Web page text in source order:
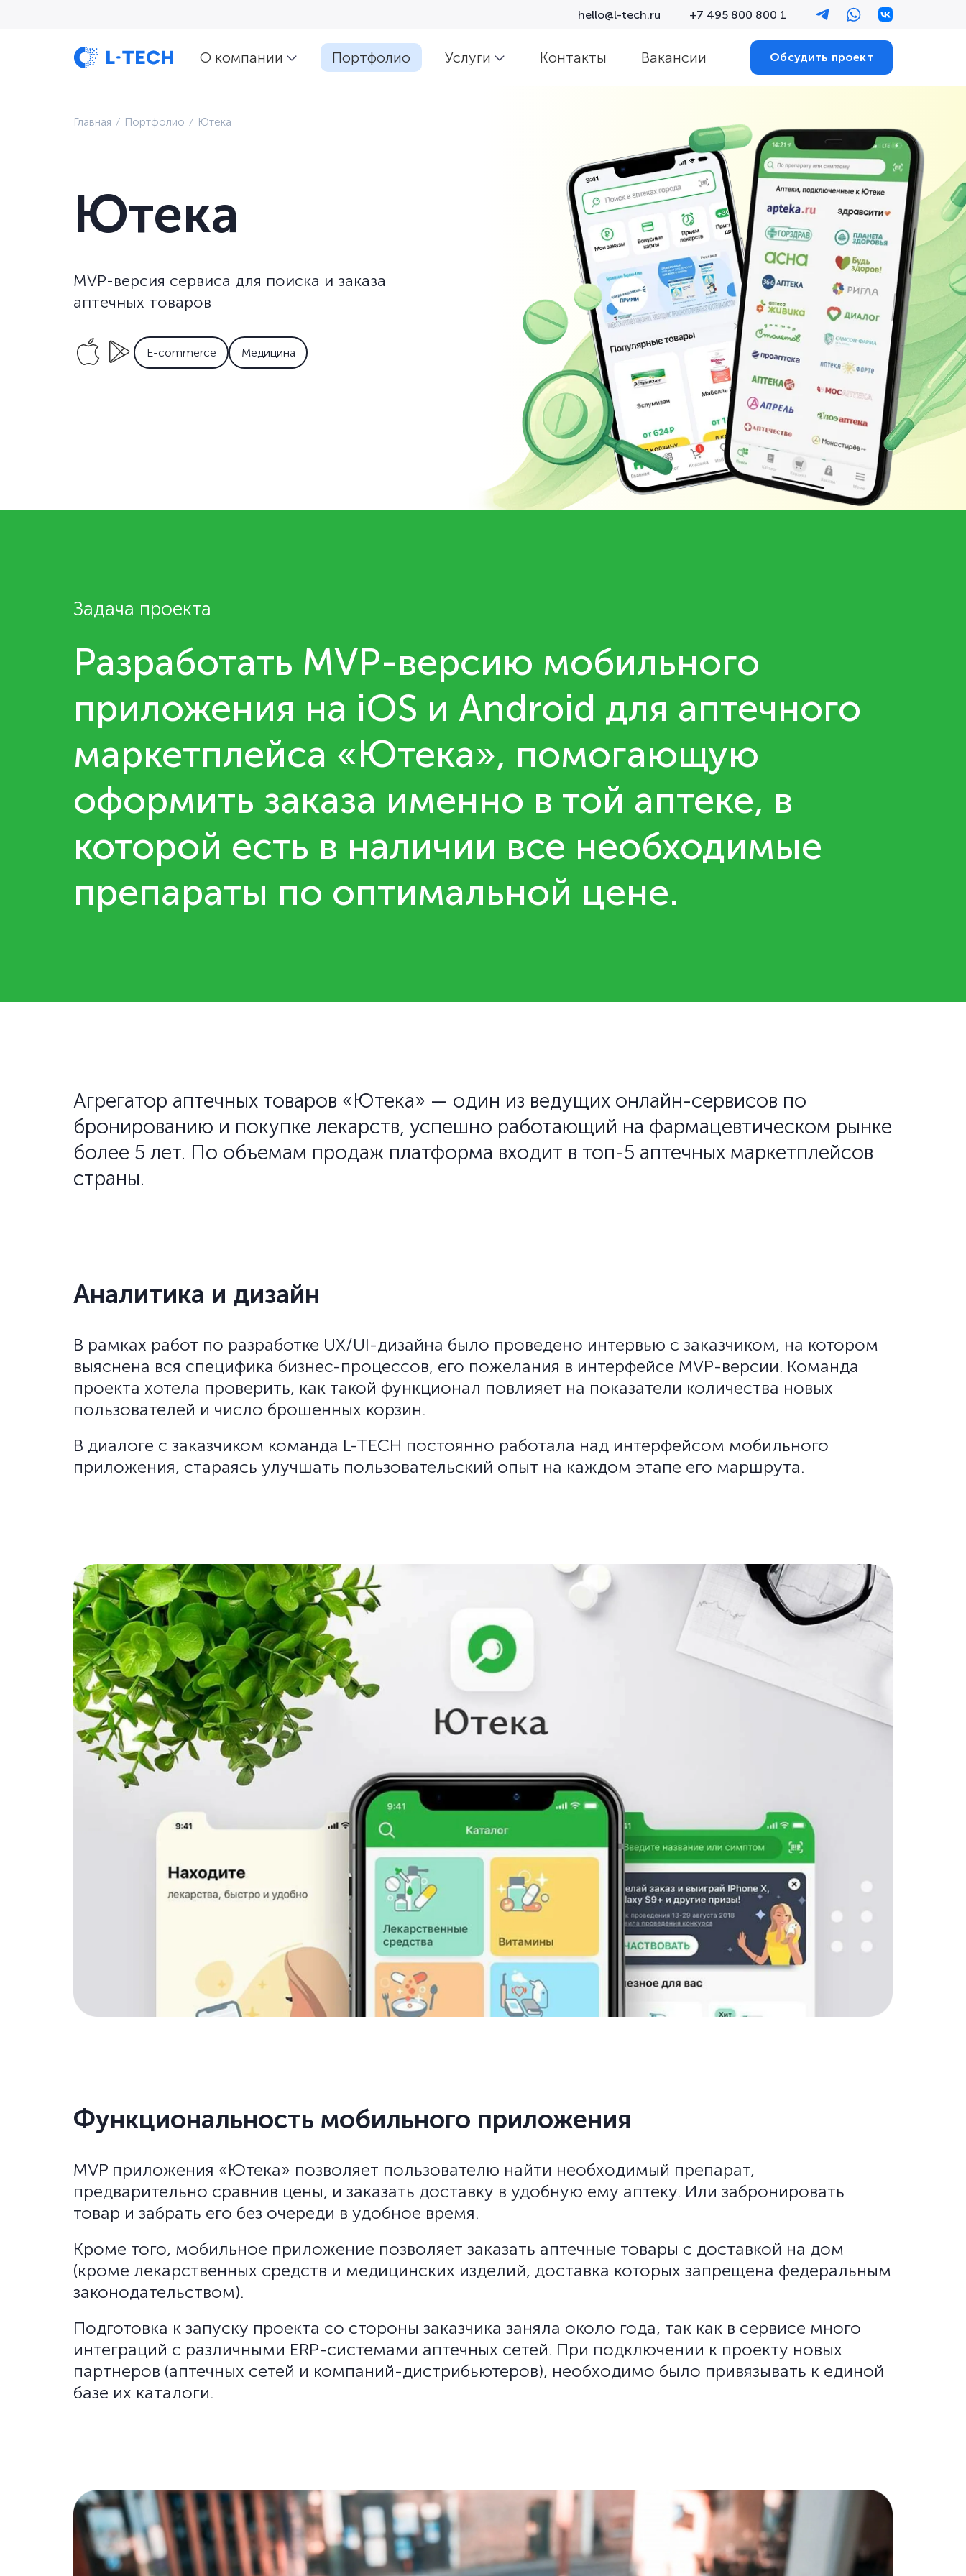
hello@l-tech.ru +7 495 800 800 1
О компании Портфолио Услуги Контакты Вакансии Обсудить проект
Главная ⁄ Портфолио ⁄ Ютека
Ютека
MVP-версия сервиса для поиска и заказа
аптечных товаров
E-commerce Медицина
Задача проекта
Разработать MVP-версию мобильного
приложения на iOS и Android для аптечного
маркетплейса «Ютека», помогающую
оформить заказа именно в той аптеке, в
которой есть в наличии все необходимые
препараты по оптимальной цене.
Агрегатор аптечных товаров «Ютека» — один из ведущих онлайн-сервисов по
бронированию и покупке лекарств, успешно работающий на фармацевтическом рынке
более 5 лет. По объемам продаж платформа входит в топ-5 аптечных маркетплейсов
страны.
Аналитика и дизайн
В рамках работ по разработке UX/UI-дизайна было проведено интервью с заказчиком, на котором
выяснена вся специфика бизнес-процессов, его пожелания в интерфейсе MVP-версии. Команда
проекта хотела проверить, как такой функционал повлияет на показатели количества новых
пользователей и число брошенных корзин.
В диалоге с заказчиком команда L-TECH постоянно работала над интерфейсом мобильного
приложения, стараясь улучшать пользовательский опыт на каждом этапе его маршрута.
Функциональность мобильного приложения
MVP приложения «Ютека» позволяет пользователю найти необходимый препарат,
предварительно сравнив цены, и заказать доставку в удобную ему аптеку. Или забронировать
товар и забрать его без очереди в удобное время.
Кроме того, мобильное приложение позволяет заказать аптечные товары с доставкой на дом
(кроме лекарственных средств и медицинских изделий, доставка которых запрещена федеральным
законодательством).
Подготовка к запуску проекта со стороны заказчика заняла около года, так как в сервисе много
интеграций с различными ERP-системами аптечных сетей. При подключении к проекту новых
партнеров (аптечных сетей и компаний-дистрибьютеров), необходимо было привязывать к единой
базе их каталоги.